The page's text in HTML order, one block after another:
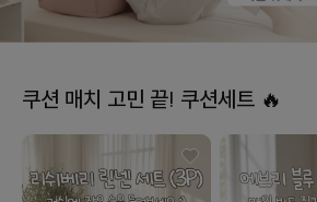
쿠션 매치 고민 끝! 쿠션세트 🔥